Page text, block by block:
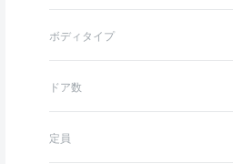
ボディタイプ
ドア数
定員